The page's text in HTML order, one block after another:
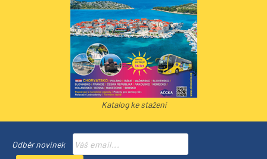
Katalog ke stažení
Odběr novinek